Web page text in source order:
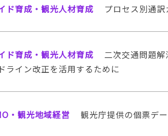
ド育成・観光人材育成 プロセス別通
ド育成・観光人材育成
二次交通問題
ライン改正を活用するために
・観光地域経営 観光庁提供の個票デ